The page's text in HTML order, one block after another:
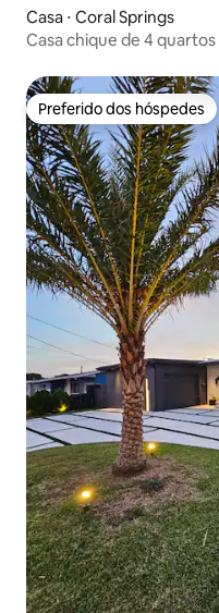
Casa ⋅ Coral Springs
Casa chique de 4
Preferido dos hóspedes
Preferido dos hóspedes